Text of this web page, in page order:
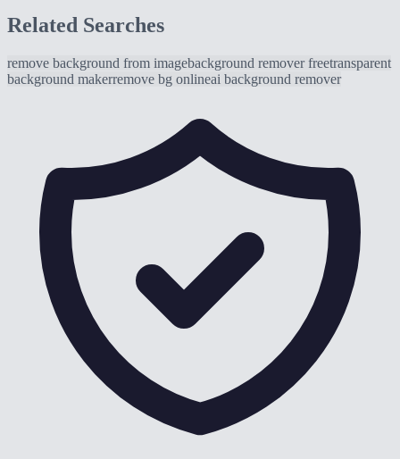
Related Searches
remove background from imagebackground remover freetransparent
background makerremove bg onlineai background remover